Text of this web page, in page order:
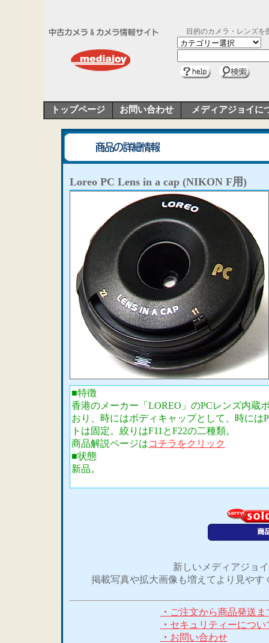
目的のカメラ・レンズを
トップページ お問い合わせ メディアジョイに
Loreo PC Lens in a cap (NIKON F用)
■特徴
香港のメーカー「LOREO」のPCレンズ内蔵
おり、時にはボディキャップとして、時に
トは固定。絞りはF11とF22の二種類。
商品解説ページはコチラをクリック
■状態
新品。
新しいメディアジョ
掲載写真や拡大画像も増えてより見や
・ ご注文から商品発送
・ セキュリティーについ
・ お問い合わせ